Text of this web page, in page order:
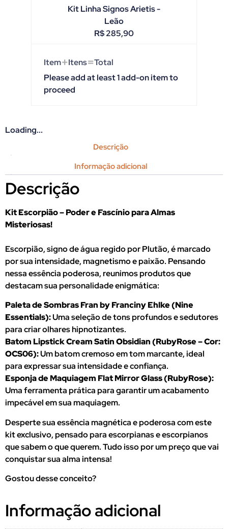
Kit Linha Signos Arietis -
Leão
R$285,90
Item+Itens=Total
Please add at least 1 add-on item to
proceed
Loading...
Descrição
Informação adicional
Descrição
Kit Escorpião – Poder e Fascínio para Almas
Misteriosas!
Escorpião, signo de água regido por Plutão, é marcado
por sua intensidade, magnetismo e paixão. Pensando
nessa essência poderosa, reunimos produtos que
destacam sua personalidade enigmática:
Paleta de Sombras Fran by Franciny Ehlke (Nine
Essentials):Uma seleção de tons profundos e sedutores
para criar olhares hipnotizantes.
Batom Lipstick Cream Satin Obsidian (RubyRose – Cor:
OCS06):Um batom cremoso em tom marcante, ideal
para expressar sua intensidade e confiança.
Esponja de Maquiagem Flat Mirror Glass (RubyRose):
Uma ferramenta prática para garantir um acabamento
impecável em sua maquiagem.
Desperte sua essência magnética e poderosa com este
kit exclusivo, pensado para escorpianas e escorpianos
que sabem o que querem. Tudo isso por um preço que vai
conquistar sua alma intensa!
Gostou desse conceito?
Informação adicional